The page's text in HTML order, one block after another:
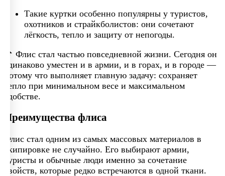
Такие куртки особенно популярны у туристов,
охотников и страйкболистов: они сочетают
лёгкость, тепло и защиту от непогоды.
📌 Флис стал частью повседневной жизни. Сегодня он
одинаково уместен и в армии, и в горах, и в городе —
потому что выполняет главную задачу: сохраняет
тепло при минимальном весе и максимальном
удобстве.
Преимущества флиса
Флис стал одним из самых массовых материалов в
экипировке не случайно. Его выбирают армии,
туристы и обычные люди именно за сочетание
свойств, которые редко встречаются в одной ткани.